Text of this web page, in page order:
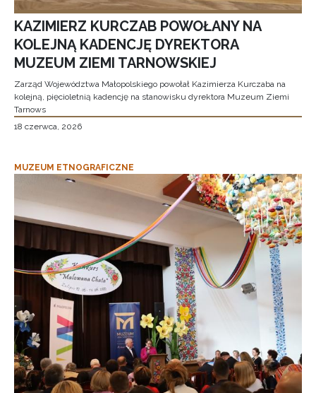
KAZIMIERZ KURCZAB POWOŁANY NA
KOLEJNĄ KADENCJĘ DYREKTORA
MUZEUM ZIEMI TARNOWSKIEJ
Zarząd Województwa Małopolskiego powołał Kazimierza Kurczaba na
kolejną, pięcioletnią kadencję na stanowisku dyrektora Muzeum Ziemi
Tarnows
18 czerwca, 2026
MUZEUM ETNOGRAFICZNE